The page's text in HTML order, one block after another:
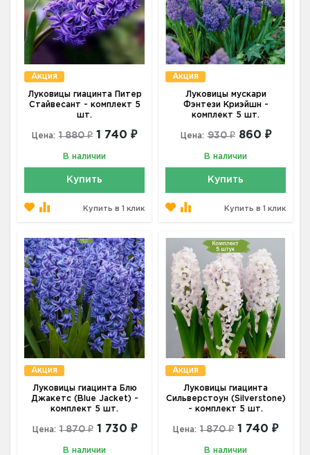
Акция
Луковицы гиацинта Питер
Стайвесант - комплект 5
шт.
Цена: 1 880 ₽ 1 740 ₽
В наличии
Купить
Купить в 1 клик
Акция
Луковицы мускари
Фэнтези Криэйшн -
комплект 5 шт.
Цена: 930 ₽ 860 ₽
В наличии
Купить
Купить в 1 клик
Акция
Луковицы гиацинта Блю
Джакетс (Blue Jacket) -
комплект 5 шт.
Цена: 1 870 ₽ 1 730 ₽
В наличии
Акция
Луковицы гиацинта
Сильверстоун (Silverstone)
- комплект 5 шт.
Цена: 1 870 ₽ 1 740 ₽
В наличии